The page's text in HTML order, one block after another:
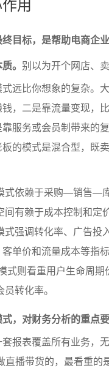
目标，是帮助电商企
。 别以为开个网店、
远比你想象的复杂。
，二是靠流量变现，
服务或会员制带来的
的模式是混合型，既
式依赖于采购—销售—
有赖于成本控制和定
式强调转化率、广告投
客单价和流量成本等指标
式则看重用户生命周期
转化率。
，对财务分析的重点要
报表覆盖所有业务，
直播带货的，最看重的